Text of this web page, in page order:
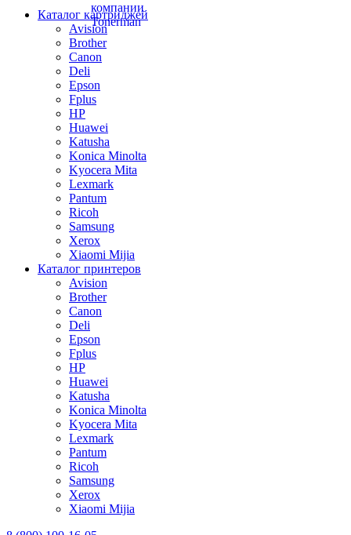
Каталог картриджей
Avision
Brother
Canon
Deli
Epson
Fplus
HP
Huawei
Katusha
Konica Minolta
Kyocera Mita
Lexmark
Pantum
Ricoh
Samsung
Xerox
Xiaomi Mijia
Каталог принтеров
Avision
Brother
Canon
Deli
Epson
Fplus
HP
Huawei
Katusha
Konica Minolta
Kyocera Mita
Lexmark
Pantum
Ricoh
Samsung
Xerox
Xiaomi Mijia